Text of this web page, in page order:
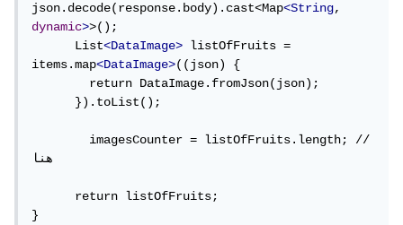
json.decode(response.body).cast<Map<String
dynamic>>();
      List
<DataImage> listOfFruits =
items.map<DataImage>((json) {
        return DataImage.fromJson(json);
      }).toList();
        imagesCounter = listOfFruits.length; //
هنا
      return listOfFruits;
}